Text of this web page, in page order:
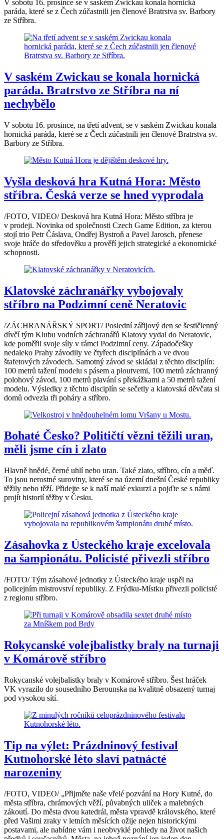
V sobotu 16. prosince se v saském Zwickau konala hornická
paráda, které se z Čech zúčastnili jen členové Bratrstva sv. Barbory
ze Stříbra.
V saském Zwickau se konala hornická
paráda. Bratrstvo ze Stříbra na ní
nechybělo
V sobotu 16. prosince, na třetí advent, se v saském Zwickau konala
hornická paráda, které se z Čech zúčastnili jen členové Bratrstva sv.
Barbory ze Stříbra.
Vyšla desková hra Kutná Hora: Město
stříbra. Česká verze se hned vyprodala
/FOTO, VIDEO/ Desková hra Kutná Hora: Město stříbra je
v prodeji. Novinka od společnosti Czech Game Edition, za kterou
stojí trio Petr Čáslava, Ondřej Bystroň a Pavel Jarosch, přenese
svoje hráče do středověku a prověří jejich strategické a ekonomické
schopnosti.
Klatovské záchranářky vybojovaly
stříbro na Podzimní ceně Neratovic
/ZÁCHRANÁŘSKÝ SPORT/ Poslední zářijový den se šestičlenný
dívčí tým Klubu vodních záchranářů Klatovy vydal do Neratovic,
kde poměřil svoje síly v rámci Podzimní ceny. Západočešky
nedaleko Prahy závodily ve čtyřech disciplínách a ve dvou
štafetových závodech. Samotný závod se skládal z těchto disciplín:
100 metrů tažení modelu s pásem a ploutvemi, 100 metrů záchranný
polohový závod, 100 metrů plavání s překážkami a 50 metrů tažení
modelu. Výsledky z těchto disciplín se sečetly a klatovská děvčata si
domů odvezla tři poháry a stříbro.
Bohaté Česko? Političtí vězni těžili uran,
měli jsme cín i zlato
Hlavně hnědé, černé uhlí nebo uran. Také zlato, stříbro, cín a měď.
To jsou nerostné suroviny, které se na území dnešní České republiky
těžily nebo těží. Přidejte se k naší malé exkurzi a pojďte se s námi
projít historií těžby v Česku.
Zásahovka z Ústeckého kraje excelovala
na šampionátu. Policisté přivezli stříbro
/FOTO/ Tým zásahové jednotky z Ústeckého kraje uspěl na
policejním mistrovství republiky. Z Frýdku-Místku přivezli policisté
z regionu stříbro.
Rokycanské volejbalistky braly na turnaji
v Komárově stříbro
Rokycanské volejbalistky braly v Komárově stříbro. Šest hráček
VK vyrazilo do sousedního Berounska na kvalitně obsazený turnaj
pod vysokou sítí.
Tip na výlet: Prázdninový festival
Kutnohorské léto slaví patnácté
narozeniny
/FOTO, VIDEO/ „Přijměte naše vřelé pozvání na Hory Kutné, do
města stříbra, chrámových věží, půvabných uliček a malebných
zákoutí. Do města dvou katedrál, města vpravdě královského, které
před Vašimi zraky v letních měsících ožije nejen historickými
postavami, ale nabídne vám i neobvyklé pohledy na život našich